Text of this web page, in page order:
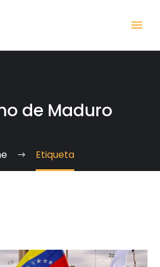
de Maduro
Etiqueta